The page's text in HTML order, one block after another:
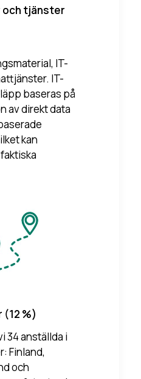
och tjänster
IT-
IT-
baseras på
av direkt data
kan
%)
34 anställda i
Finland,
och